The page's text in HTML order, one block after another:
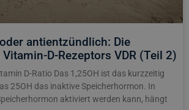
antientzündlich: Die
D-Rezeptors VDR (Teil 2)
D-Ratio Das 1,25OH ist das kurzzeitig
25OH das inaktive Speicherhormon. In
aktiviert werden kann, hängt